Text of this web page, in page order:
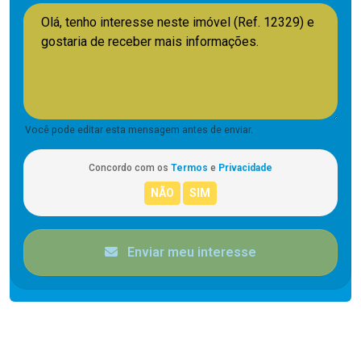
Você pode editar esta mensagem antes de enviar.
Concordo com os Termos e Privacidade
Enviar meu interesse